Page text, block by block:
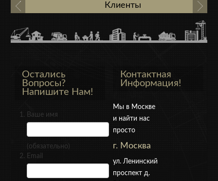
Клиенты
Остались
Вопросы?
Напишите Нам!
Ваше имя
(обязательно)
Email
Контактная
Информация!
Мы в Москве
и найти нас
просто
г. Москва
ул. Ленинский
проспект д.